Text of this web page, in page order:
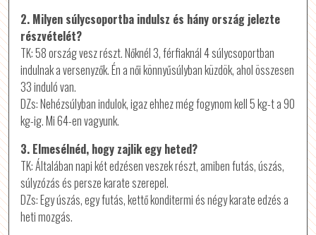
2. Milyen súlycsoportba indulsz és hány ország jelezte
részvételét?
TK: 58 ország vesz részt. Nőknél 3, férfiaknál 4 súlycsoportban
indulnak a versenyzők. Én a női könnyűsúlyban küzdök, ahol összesen
33 induló van.
DZs: Nehézsúlyban indulok, igaz ehhez még fogynom kell 5 kg-t a 90
kg-ig. Mi 64-en vagyunk.
3. Elmesélnéd, hogy zajlik egy heted?
TK: Általában napi két edzésen veszek részt, amiben futás, úszás,
súlyzózás és persze karate szerepel.
DZs: Egy úszás, egy futás, kettő konditermi és négy karate edzés a
heti mozgás.